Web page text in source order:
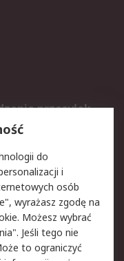
przesyłek
dotycząca
cookie
witryny
do
i
osób
wyrażasz zgodę na
Możesz wybrać
Jeśli tego nie
to ograniczyć